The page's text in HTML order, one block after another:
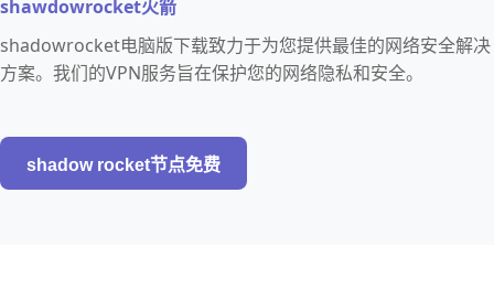
shawdowrocket火箭
shadowrocket电脑版下载致力于为您提供最佳的网络安全解决
方案。我们的VPN服务旨在保护您的网络隐私和安全。
shadow rocket节点免费